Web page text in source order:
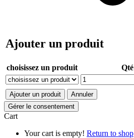
Ajouter un produit
choisissez un produit Qté
Ajouter un produit
Annuler
Gérer le consentement
Cart
Your cart is empty! Return to shop